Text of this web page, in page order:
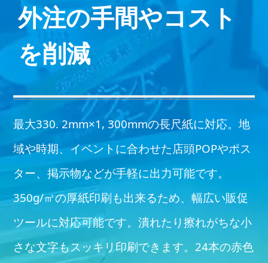
外注の手間やコスト
を削減
最大330. 2mm×1, 300mmの長尺紙に対応。地
域や時期、イベントに合わせた店頭POPやポス
ター、掲示物などが手軽に出力可能です。
350g/㎡の厚紙印刷も出来るため、幅広い販促
ツールに対応可能です。潰れたり擦れがちな小
さな文字もスッキリ印刷できます。24本の赤色